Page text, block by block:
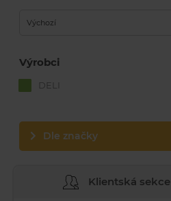
Výchozí
Výrobci
DELI
Dle značky
Klientská sekce